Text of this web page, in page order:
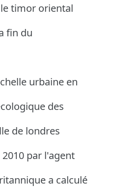
timor oriental
fin du
urbaine en
des
de londres
par l'agent
a calculé